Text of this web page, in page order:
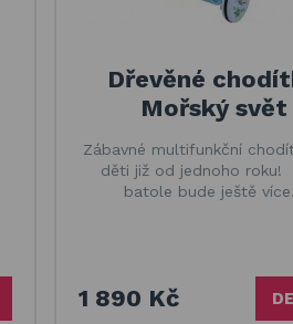
Dřevěné
Mořský svět
Zábavné multifunkční
děti již od jednoho roku!
batole bude ještě
1 890 Kč